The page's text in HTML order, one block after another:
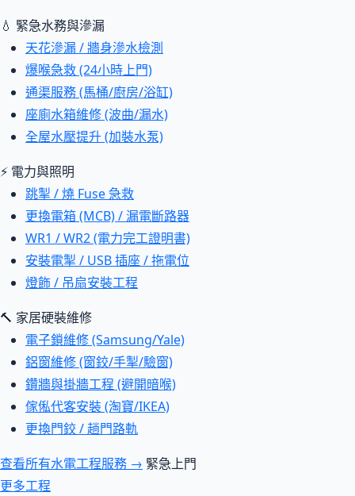
💧 緊急水務與滲漏
天花滲漏 / 牆身滲水檢測
爆喉急救 (24小時上門)
通渠服務 (馬桶/廚房/浴缸)
座廁水箱維修 (波曲/漏水)
全屋水壓提升 (加裝水泵)
⚡ 電力與照明
跳掣 / 燒 Fuse 急救
更換電箱 (MCB) / 漏電斷路器
WR1 / WR2 (電力完工證明書)
安裝電掣 / USB 插座 / 拖電位
燈飾 / 吊扇安裝工程
🔨 家居硬裝維修
電子鎖維修 (Samsung/Yale)
鋁窗維修 (窗鉸/手掣/驗窗)
鑽牆與掛牆工程 (避開暗喉)
傢俬代客安裝 (淘寶/IKEA)
更換門鉸 / 趟門路軌
查看所有水電工程服務 → 緊急上門
更多工程